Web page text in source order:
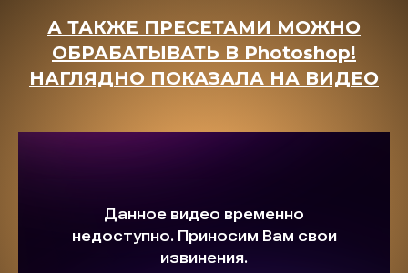
А ТАКЖЕ ПРЕСЕТАМИ МОЖНО
ОБРАБАТЫВАТЬ В Photoshop!
НАГЛЯДНО ПОКАЗАЛА НА ВИДЕО